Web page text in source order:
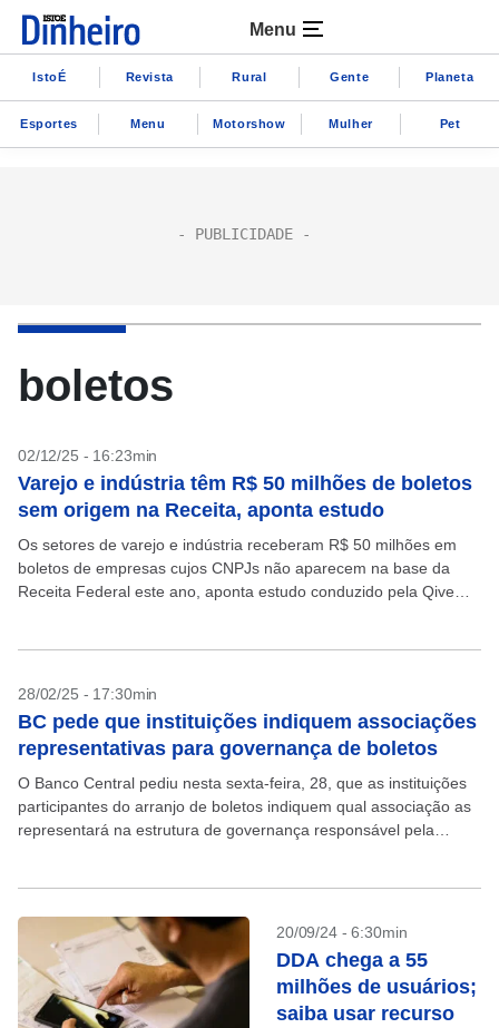
Menu
IstoÉ Revista Rural Gente Planeta
Esportes Menu Motorshow Mulher Pet
boletos
02/12/25 - 16:23min
Varejo e indústria têm R$ 50 milhões de boletos
sem origem na Receita, aponta estudo
Os setores de varejo e indústria receberam R$ 50 milhões em
boletos de empresas cujos CNPJs não aparecem na base da
Receita Federal este ano, aponta estudo conduzido pela Qive
28/02/25 - 17:30min
BC pede que instituições indiquem associações
representativas para governança de boletos
O Banco Central pediu nesta sexta-feira, 28, que as instituições
participantes do arranjo de boletos indiquem qual associação as
representará na estrutura de governança responsável pela
20/09/24 - 6:30min
DDA chega a 55
milhões de usuários;
saiba usar recurso